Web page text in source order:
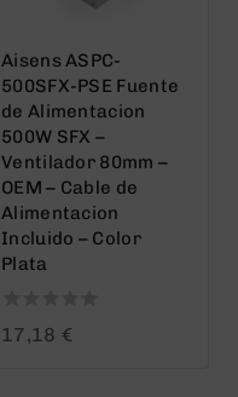
Aisens ASPC-
500SFX-PSE Fuente
de Alimentacion
500W SFX –
Ventilador 80mm –
OEM – Cable de
Alimentacion
Incluido – Color
Plata
017,18 €